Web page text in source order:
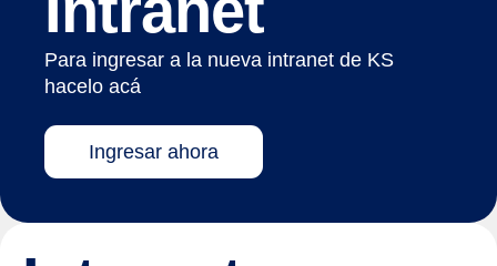
Para ingresar a la nueva intranet de KS
hacelo acá
Ingresar ahora